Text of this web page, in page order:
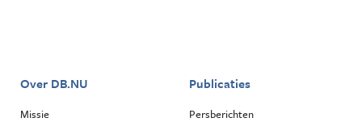
Over DB.NU
Missie
Publicaties
Persberichten